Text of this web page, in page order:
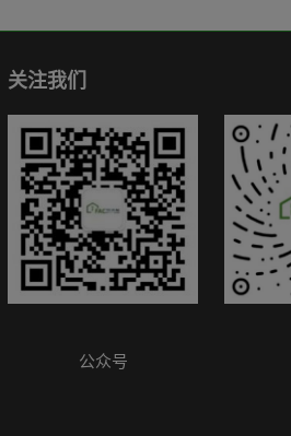
TAP特邀贵宾买家
组团参观
智慧会刊
展商名录
展品名录
参观指南
评选赛事
关注我们
公众号 视